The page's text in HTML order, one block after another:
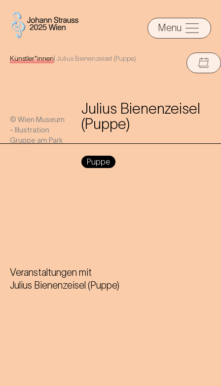
Menu
Künstler*innen Julius Bienenzeisel (Puppe)
© Wien Museum
- Illustration
Gruppe am Park
Julius Bienenzeisel
(Puppe)
Puppe
Veranstaltungen mit
Julius Bienenzeisel (Puppe)